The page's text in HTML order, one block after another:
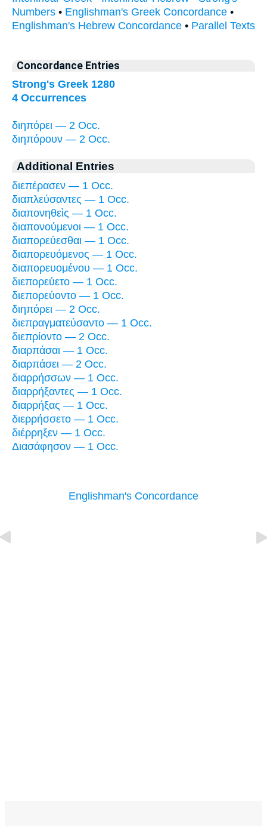
Numbers • Englishman's Greek Concordance •
Englishman's Hebrew Concordance • Parallel Texts
Concordance Entries
Strong's Greek 1280
4 Occurrences
διηπόρει — 2 Occ.
διηπόρουν — 2 Occ.
Additional Entries
διεπέρασεν — 1 Occ.
διαπλεύσαντες — 1 Occ.
διαπονηθεὶς — 1 Occ.
διαπονούμενοι — 1 Occ.
διαπορεύεσθαι — 1 Occ.
διαπορευόμενος — 1 Occ.
διαπορευομένου — 1 Occ.
διεπορεύετο — 1 Occ.
διεπορεύοντο — 1 Occ.
διηπόρει — 2 Occ.
διεπραγματεύσαντο — 1 Occ.
διεπρίοντο — 2 Occ.
διαρπάσαι — 1 Occ.
διαρπάσει — 2 Occ.
διαρρήσσων — 1 Occ.
διαρρήξαντες — 1 Occ.
διαρρήξας — 1 Occ.
διερρήσσετο — 1 Occ.
διέρρηξεν — 1 Occ.
Διασάφησον — 1 Occ.
Englishman's Concordance